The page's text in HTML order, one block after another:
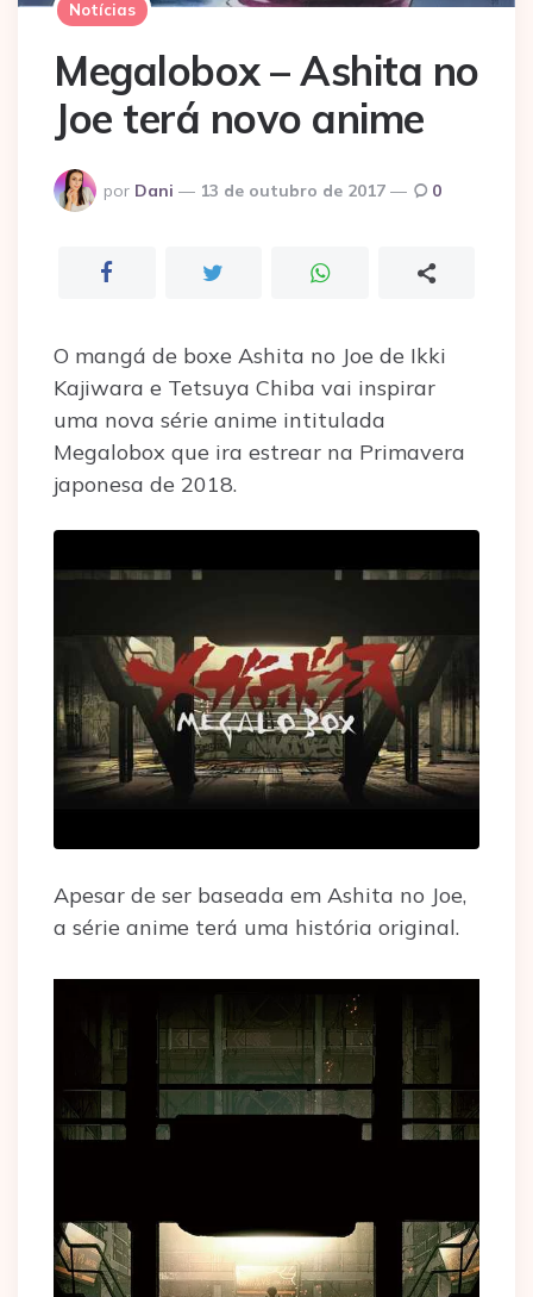
Notícias
Megalobox – Ashita no
Joe terá novo anime
Postado
por
por Dani 13 de outubro de 2017 0
O mangá de boxe Ashita no Joe de Ikki
Kajiwara e Tetsuya Chiba vai inspirar
uma nova série anime intitulada
Megalobox que ira estrear na Primavera
japonesa de 2018.
Apesar de ser baseada em Ashita no Joe,
a série anime terá uma história original.